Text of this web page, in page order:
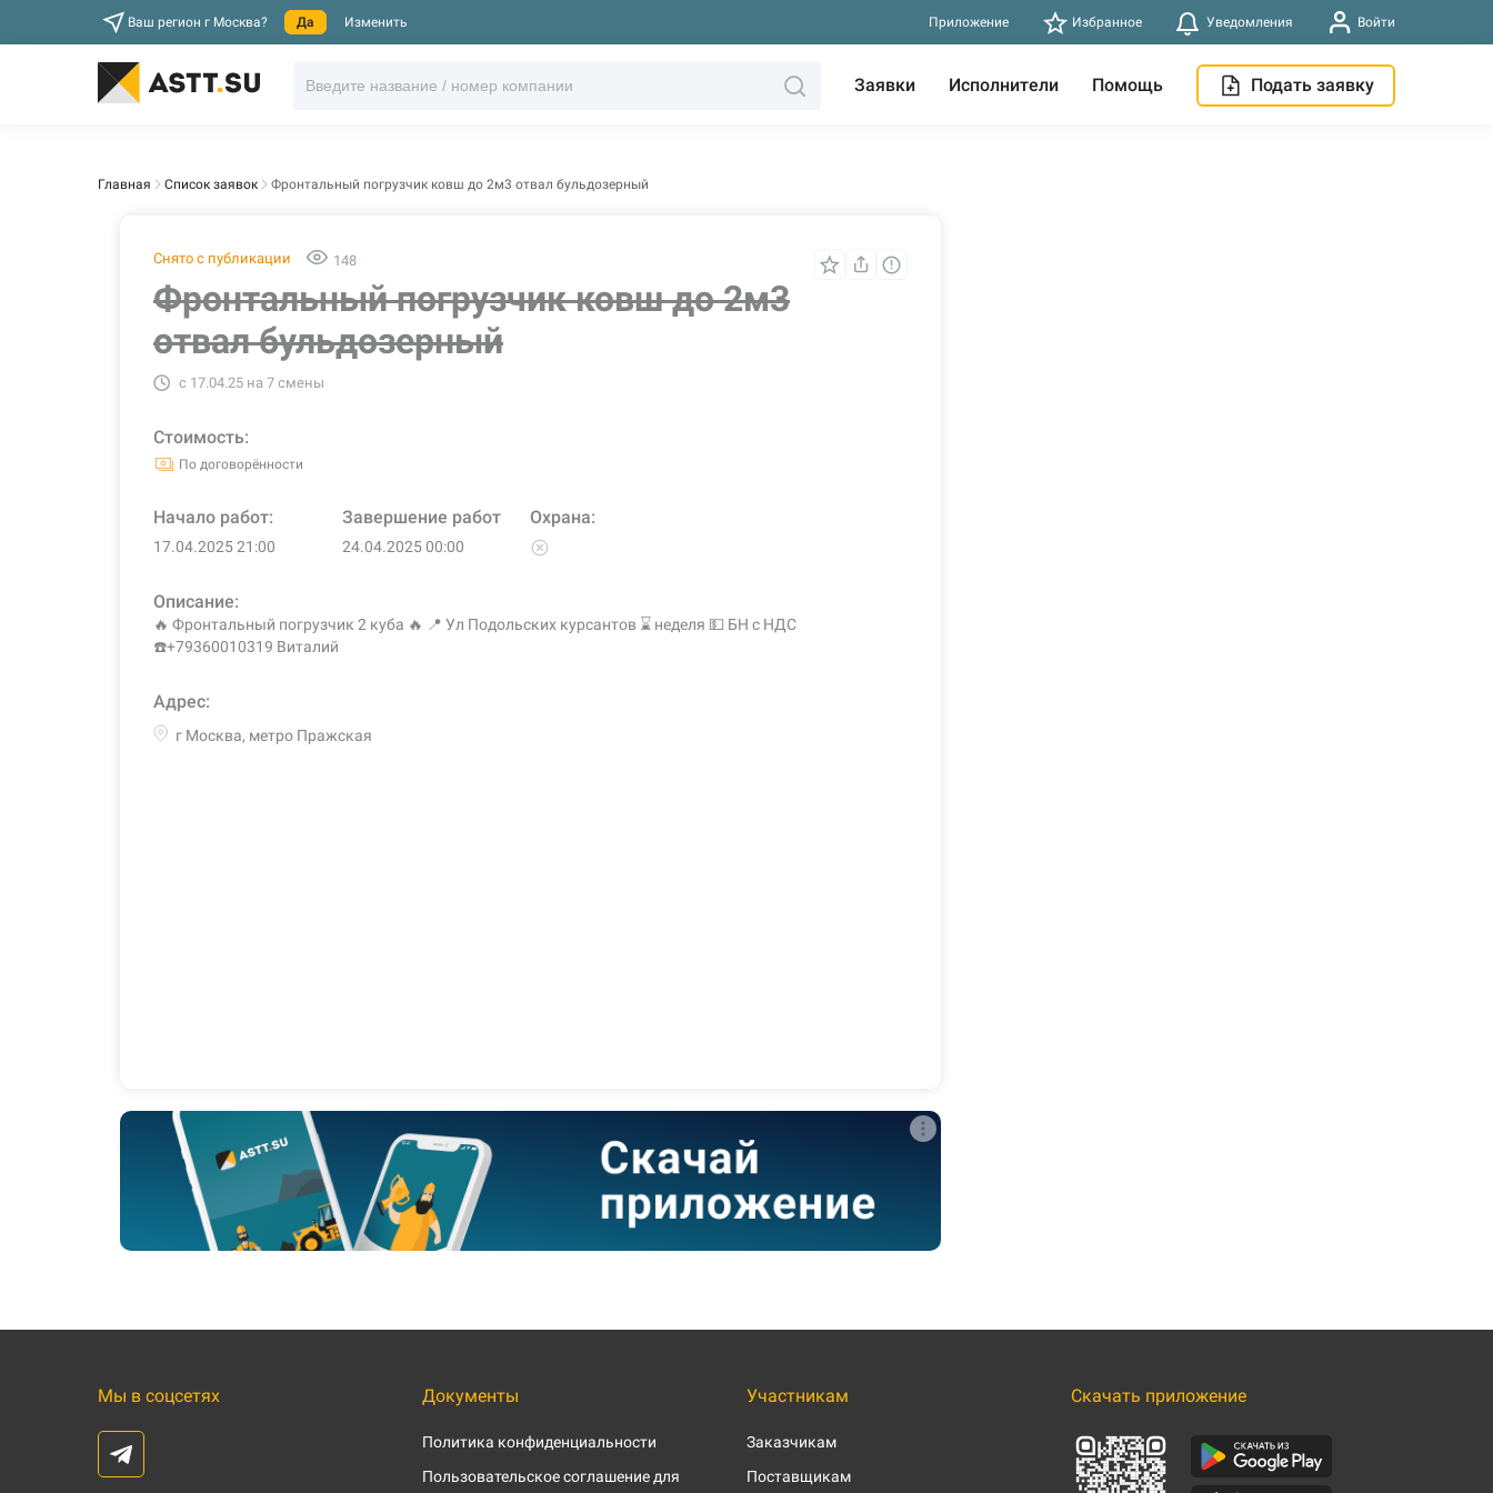
Ваш регион г Москва? Да Изменить Приложение Избранное Уведомления Войти
Заявки Исполнители Помощь Подать заявку
Главная Список заявок Фронтальный погрузчик ковш до 2м3 отвал бульдозерный
Снято с публикации 148
Фронтальный погрузчик ковш до 2м3
отвал бульдозерный
c 17.04.25 на 7 смены
Стоимость:
По договорённости
Начало работ:
17.04.2025 21:00
Завершение работ
24.04.2025 00:00
Охрана:
Описание:
🔥 Фронтальный погрузчик 2 куба 🔥 📍 Ул Подольских курсантов ⌛ неделя 💵 БН с НДС
☎️+79360010319 Виталий
Адрес:
г Москва, метро Пражская
Мы в соцсетях Документы
Политика конфиденциальности
Пользовательское соглашение для
Участникам
Заказчикам
Поставщикам
Скачать приложение